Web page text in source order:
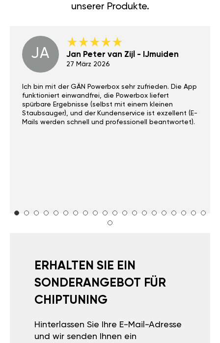
unserer Produkte.
JA Jan Peter van Zijl - IJmuiden
27 März 2026
Ich bin mit der GÄN Powerbox sehr zufrieden. Die App
funktioniert einwandfrei, die Powerbox liefert
spürbare Ergebnisse (selbst mit einem kleinen
Staubsauger), und der Kundenservice ist exzellent (E-
Mails werden schnell und professionell beantwortet).
ERHALTEN SIE EIN
SONDERANGEBOT FÜR
CHIPTUNING
Hinterlassen Sie Ihre E-Mail-Adresse
und wir senden Ihnen ein